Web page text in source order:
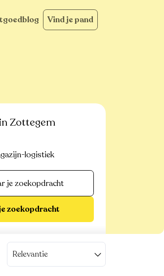
Vind je pand
Zottegem
logistiek
je zoekopdracht
zoekopdracht
Relevantie